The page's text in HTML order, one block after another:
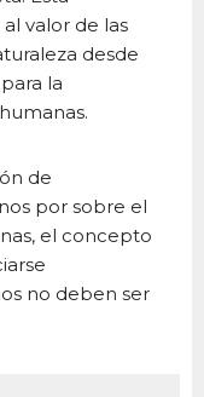
valor de las
desde
la
de
por sobre el
el concepto
no deben ser